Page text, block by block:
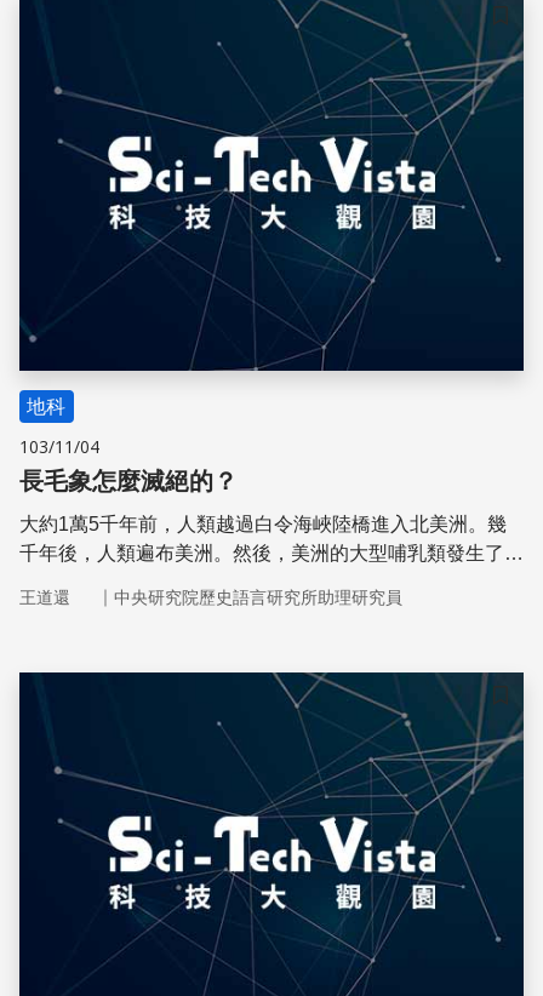
儲存
地科
103/11/04
長毛象怎麼滅絕的？
大約1萬5千年前，人類越過白令海峽陸橋進入北美洲。幾
千年後，人類遍布美洲。然後，美洲的大型哺乳類發生了大
怎麼滅絕的？
王道還 ｜ 中央研究院歷史語言研究所助理研究員
儲存